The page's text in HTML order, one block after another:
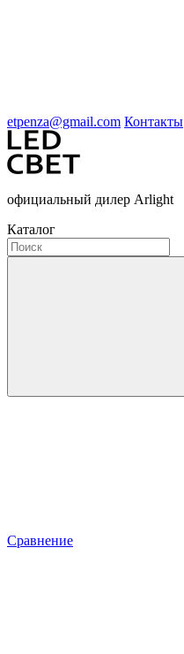
etpenza@gmail.com Контакты
официальный дилер Arlight
Каталог
Сравнение